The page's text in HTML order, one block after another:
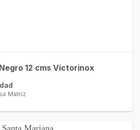
12 cms Victorinox
Matriz